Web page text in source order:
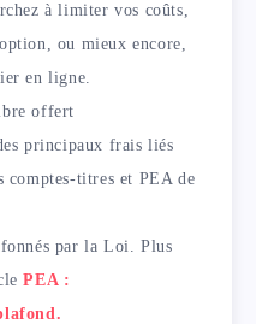
à limiter vos coûts,
ou mieux encore,
en ligne.
offert
principaux frais liés
comptes-titres et PEA de
par la Loi. Plus
PEA :